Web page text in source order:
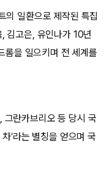
일환으로 제작된 특집
김고은, 유인나가 10년
롬을 일으키며 전 세계를
란카브리오 등 당시 국
’라는 별칭을 얻으며 국